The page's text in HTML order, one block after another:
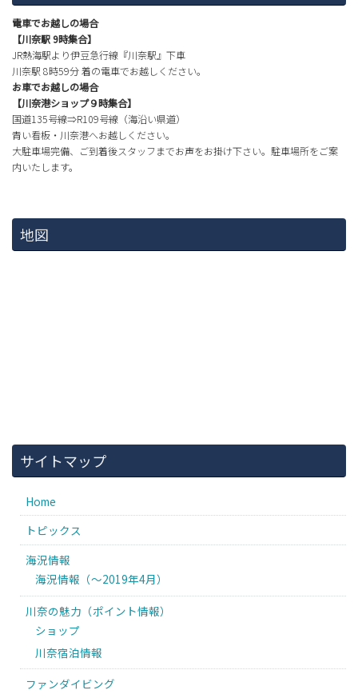
電車でお越しの場合
【川奈駅 9時集合】
JR熱海駅より伊豆急行線『川奈駅』下車
川奈駅 8時59分 着の電車でお越しください。
お車でお越しの場合
【川奈港ショップ９時集合】
国道135号線⇒R109号線（海沿い県道）
青い看板・川奈港へお越しください。
大駐車場完備、ご到着後スタッフまでお声をお掛け下さい。駐車場所をご案
内いたします。
地図
サイトマップ
Home
トピックス
海況情報
海況情報（〜2019年4月）
川奈の魅力（ポイント情報）
ショップ
川奈宿泊情報
ファンダイビング